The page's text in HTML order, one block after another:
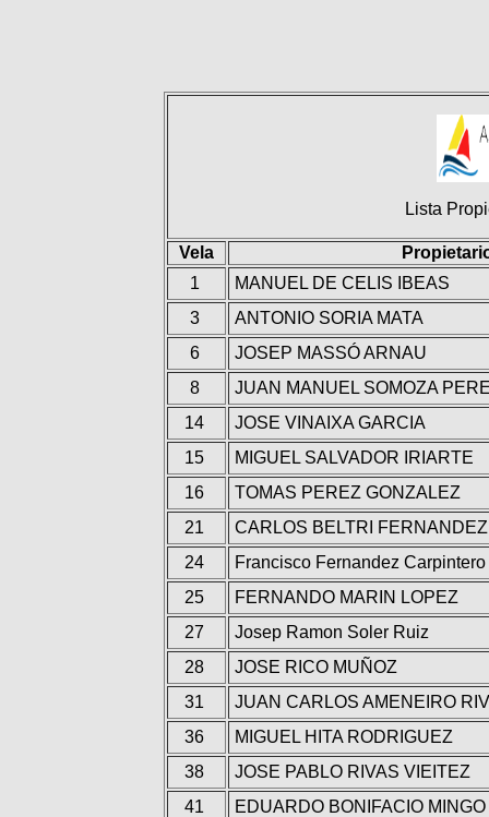
Lista
Vela
1
MANUEL DE CELIS IBEAS
3
ANTONIO SORIA MATA
6
JOSEP MASSÓ ARNAU
8
JUAN MANUEL SOMOZA
14
JOSE VINAIXA GARCIA
15
MIGUEL SALVADOR IRIARTE
16
TOMAS PEREZ GONZALEZ
21
CARLOS BELTRI
24
Francisco Fernandez Carpintero
25
FERNANDO MARIN LOPEZ
27
Josep Ramon Soler Ruiz
28
JOSE RICO MUÑOZ
31
JUAN CARLOS AMENEIRO
36
MIGUEL HITA RODRIGUEZ
38
JOSE PABLO RIVAS VIEITEZ
41
EDUARDO BONIFACIO MINGO